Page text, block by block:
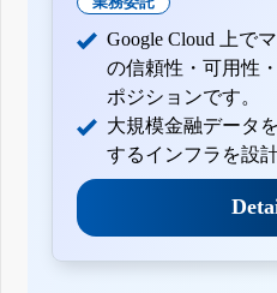
Google Cloud 上で
の信頼性・可用性
ポジションです。
大規模金融データ
するインフラを設